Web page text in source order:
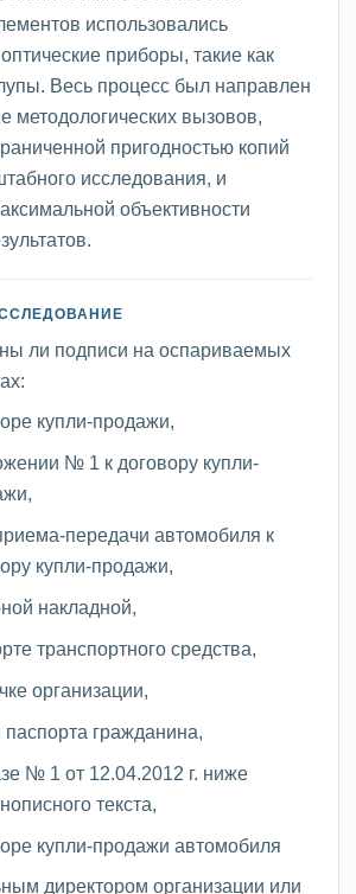
использовались
приборы, такие как
Весь процесс был направлен
методологических вызовов,
пригодностью копий
исследования, и
объективности
ли подписи на оспариваемых
купли-продажи,
№ 1 к договору купли-
передачи автомобиля к
купли-продажи,
накладной,
транспортного средства,
организации,
паспорта гражданина,
№ 1 от 12.04.2012 г. ниже
текста,
купли-продажи автомобиля
директором организации или